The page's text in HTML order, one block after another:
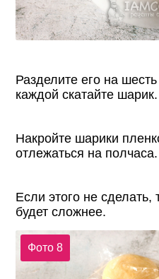
Разделите его на
каждой скатайте шарик.
Накройте шарики
отлежаться на полчаса.
Если этого не сделать,
будет сложнее.
Фото 8